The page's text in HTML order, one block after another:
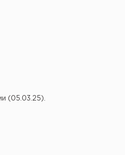
(05.03.25).